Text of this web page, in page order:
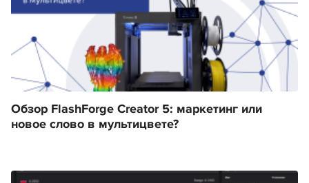
Обзор FlashForge Creator 5: маркетинг или
новое слово в мультицвете?